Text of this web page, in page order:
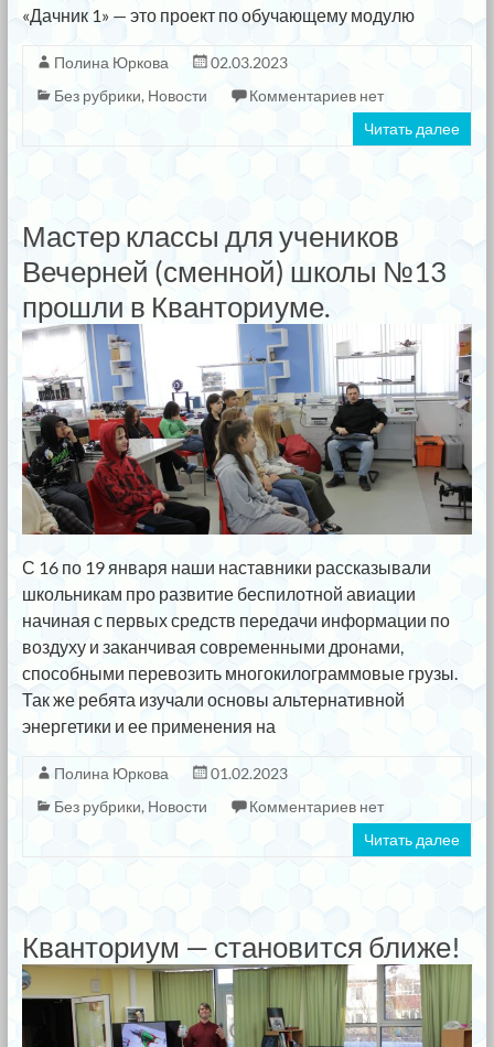
«Дачник 1» — это проект по обучающему модулю
Полина Юркова
02.03.2023
Без рубрики, Новости
Комментариев нет
Читать далее
Мастер классы для учеников
Вечерней (сменной) школы №13
прошли в Кванториуме.
С 16 по 19 января наши наставники рассказывали
школьникам про развитие беспилотной авиации
начиная с первых средств передачи информации по
воздуху и заканчивая современными дронами,
способными перевозить многокилограммовые грузы.
Так же ребята изучали основы альтернативной
энергетики и ее применения на
Полина Юркова
01.02.2023
Без рубрики, Новости
Комментариев нет
Читать далее
Кванториум — становится ближе!